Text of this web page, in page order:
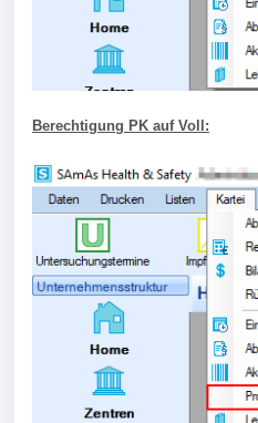
Berechtigung PK auf Voll: